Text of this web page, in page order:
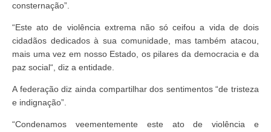
consternação”.
“Este ato de violência extrema não só ceifou a vida de dois
cidadãos dedicados à sua comunidade, mas também atacou,
mais uma vez em nosso Estado, os pilares da democracia e da
paz social“, diz a entidade.
A federação diz ainda compartilhar dos sentimentos “de tristeza
e indignação”.
“Condenamos veementemente este ato de violência e